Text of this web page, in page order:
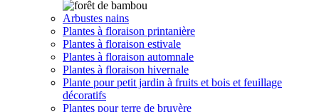
Arbustes nains
Plantes à floraison printanière
Plantes à floraison estivale
Plantes à floraison automnale
Plantes à floraison hivernale
Plante pour petit jardin à fruits et bois et feuillage
décoratifs
Plantes pour terre de bruyère